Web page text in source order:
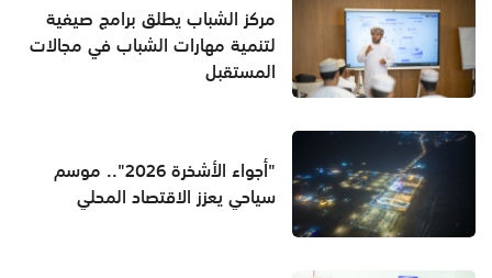
مركز الشباب يطلق برامج صيفية
لتنمية مهارات الشباب في مجالات
المستقبل
"أجواء الأشخرة 2026".. موسم
سياحي يعزز الاقتصاد المحلي